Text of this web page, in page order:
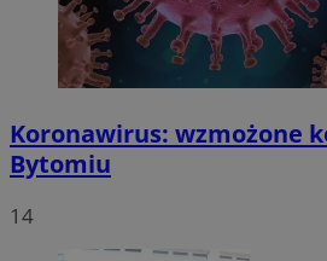
Koronawirus: wzmożone
Bytomiu
14